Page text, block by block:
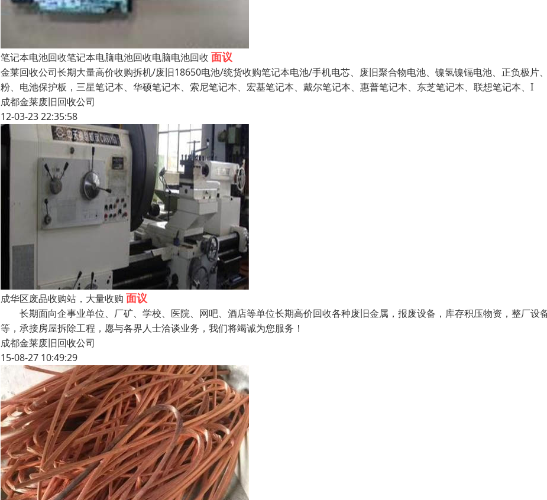
笔记本电池回收笔记本电脑电池回收电脑电池回收 面议
金莱回收公司长期大量高价收购拆机/废旧18650电池/统货收购笔记本电池/手机电芯、废旧聚合物电池、镍氢镍镉电池、正负极片
粉、电池保护板，三星笔记本、华硕笔记本、索尼笔记本、宏基笔记本、戴尔笔记本、惠普笔记本、东芝笔记本、联想笔记本、I
成都金莱废旧回收公司
12-03-23 22:35:58
成华区废品收购站，大量收购 面议
长期面向企事业单位、厂矿、学校、医院、网吧、酒店等单位长期高价回收各种废旧金属，报废设备，库存积压物资，整厂设
等，承接房屋拆除工程，愿与各界人士洽谈业务，我们将竭诚为您服务！
成都金莱废旧回收公司
15-08-27 10:49:29